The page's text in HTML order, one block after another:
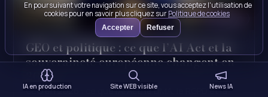
En poursuivant votre navigation sur ce site, vous acceptez l'utilisation de
cookies pour en savoir plus cliquez sur Politique de cookies
Accepter Refuser
IA en production Site WEB visible News IA
Image IA
GEO et politique : ce que l’AI Act et la
souveraineté européenne changent en
2026
GEO en 2026 : ce que l'AI Act, le DMA, le RGPD et la